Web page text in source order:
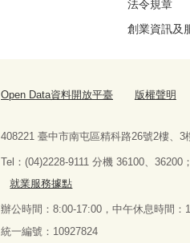
法令規章
創業資訊及
Open Data資料開放平臺 版權聲明
408221 臺中市南屯區精科路26號2樓、3
Tel ： (04)2228-9111 分機 36100、36200
就業服務據點
辦公時間：8:00-17:00，中午休息時間：
統一編號：10927824